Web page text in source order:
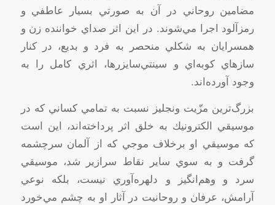
مضامين‌ روحاني‌ در آن‌ به‌ صورتي‌ بسيار عاطفي‌ و
رمزآلود اجرا مي‌شوند. در اين‌ اثر صداي‌ خواننده‌ زن‌ و
همسرايان‌ به‌ شكلي‌ منحصر به‌ فرد و بديع‌، در كنار
سازهاي‌ كوبه‌اي‌ و سينتي‌سايزرها، اثري‌ كامل‌ را به‌
وجود آورده‌اند.
بزرگ‌‌ترين‌ مزّيت‌ ونجليز نسبت‌ به‌ تمامي‌ كساني‌ كه‌ در
موسيقي‌ الكترونيك‌ به‌ خلق‌ اثر پرداخته‌اند، اين‌ است‌
كه‌ موسيقي‌ او برخلاف‌ موجي‌ كه‌ از آلمان‌ سرچشمه‌
گرفت‌ و به‌ سوي‌ ساير نقاط‌ سرازير شد، موسيقي‌
سرد و وهم‌انگيز و دلهره‌آوري‌ نيست‌، بلكه‌ نوعي‌
آرامش‌، عرفان‌ و روحانيت‌ در آثار او به‌ چشم‌ مي‌خورد